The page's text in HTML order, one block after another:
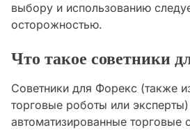
выбору и использованию
осторожностью.
Что такое советники
Советники для Форекс (также
торговые роботы или
автоматизированные торговые